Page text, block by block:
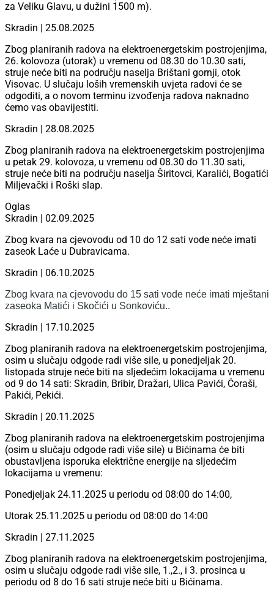
za Veliku Glavu, u dužini 1500 m).
Skradin | 25.08.2025
Zbog planiranih radova na elektroenergetskim postrojenjima,
26. kolovoza (utorak) u vremenu od 08.30 do 10.30 sati,
struje neće biti na području naselja Brištani gornji, otok
Visovac. U slučaju loših vremenskih uvjeta radovi će se
odgoditi, a o novom terminu izvođenja radova naknadno
ćemo vas obavijestiti.
Skradin | 28.08.2025
Zbog planiranih radova na elektroenergetskim postrojenjima
u petak 29. kolovoza, u vremenu od 08.30 do 11.30 sati,
struje neće biti na području naselja Širitovci, Karalići, Bogatići
Miljevački i Roški slap.
Oglas
Skradin | 02.09.2025
Zbog kvara na cjevovodu od 10 do 12 sati vode neće imati
zaseok Laće u Dubravicama.
Skradin | 06.10.2025
Zbog kvara na cjevovodu do 15 sati vode neće imati mještani
zaseoka Matići i Skočići u Sonkoviću..
Skradin | 17.10.2025
Zbog planiranih radova na elektroenergetskim postrojenjima,
osim u slučaju odgode radi više sile, u ponedjeljak 20.
listopada struje neće biti na sljedećim lokacijama u vremenu
od 9 do 14 sati: Skradin, Bribir, Dražari, Ulica Pavići, Ćoraši,
Pakići, Pekići.
Skradin | 20.11.2025
Zbog planiranih radova na elektroenergetskim postrojenjima
(osim u slučaju odgode radi više sile) u Bićinama će biti
obustavljena isporuka električne energije na sljedećim
lokacijama u vremenu:
Ponedjeljak 24.11.2025 u periodu od 08:00 do 14:00,
Utorak 25.11.2025 u periodu od 08:00 do 14:00
Skradin | 27.11.2025
Zbog planiranih radova na elektroenergetskim postrojenjima,
osim u slučaju odgode radi više sile, 1.,2., i 3. prosinca u
periodu od 8 do 16 sati struje neće biti u Bićinama.